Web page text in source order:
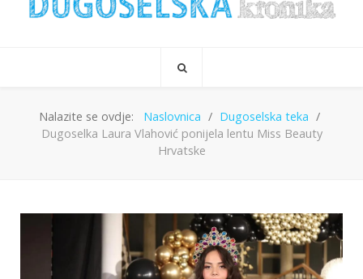
Nalazite se ovdje: Naslovnica
Dugoselska teka
Dugoselka Laura Vlahović ponijela lentu Miss Beauty
Hrvatske